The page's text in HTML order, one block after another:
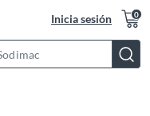
Inicia sesión 0
Bar